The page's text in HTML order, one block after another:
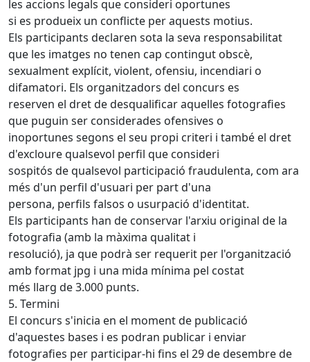
les accions legals que consideri oportunes
si es produeix un conflicte per aquests motius.
Els participants declaren sota la seva responsabilitat
que les imatges no tenen cap contingut obscè,
sexualment explícit, violent, ofensiu, incendiari o
difamatori. Els organitzadors del concurs es
reserven el dret de desqualificar aquelles fotografies
que puguin ser considerades ofensives o
inoportunes segons el seu propi criteri i també el dret
d'excloure qualsevol perfil que consideri
sospitós de qualsevol participació fraudulenta, com ara
més d'un perfil d'usuari per part d'una
persona, perfils falsos o usurpació d'identitat.
Els participants han de conservar l'arxiu original de la
fotografia (amb la màxima qualitat i
resolució), ja que podrà ser requerit per l'organització
amb format jpg i una mida mínima pel costat
més llarg de 3.000 punts.
5. Termini
El concurs s'inicia en el moment de publicació
d'aquestes bases i es podran publicar i enviar
fotografies per participar-hi fins el 29 de desembre de